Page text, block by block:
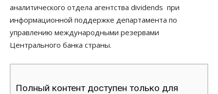
аналитического отдела агентства dividends при
информационной поддержке департамента по
управлению международными резервами
Центрального банка страны.
Полный контент доступен только для